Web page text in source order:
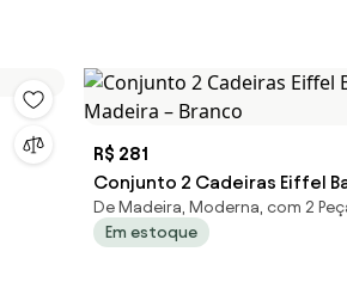
R$ 281
Conjunto 2 Cadeiras Eiffel
Madeira – Branco
De Madeira, Moderna, com 2
Em estoque